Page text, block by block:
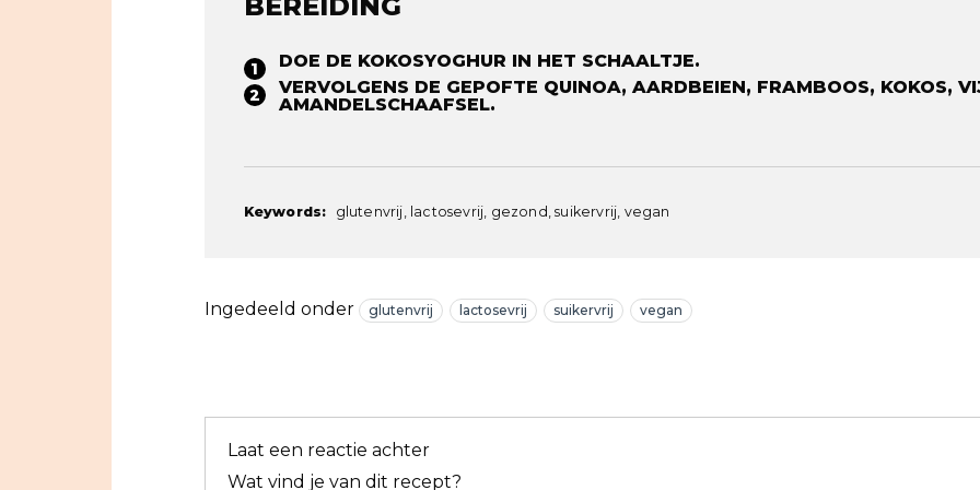
DOE DE KOKOSYOGHUR IN HET SCHAALTJE.
VERVOLGENS DE GEPOFTE QUINOA, AARDBEIEN, FRAMBOOS, KOKOS,
AMANDELSCHAAFSEL.
Keywords: glutenvrij, lactosevrij, gezond, suikervrij, vegan
Ingedeeld onder glutenvrij lactosevrij suikervrij vegan
Laat een reactie achter
Wat vind je van dit recept?